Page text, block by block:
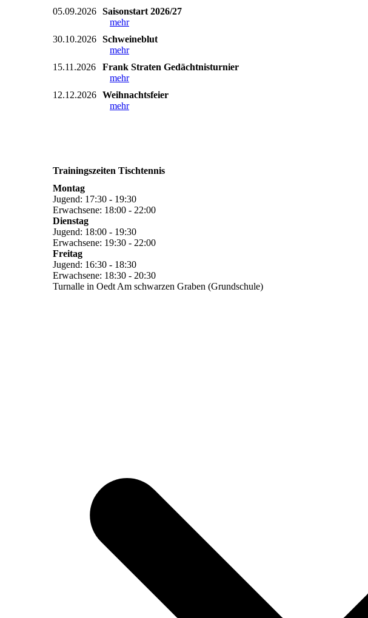
05.09.2026 Saisonstart 2026/27
mehr
30.10.2026 Schweineblut
mehr
15.11.2026
Frank Straten Gedächtnisturnier
mehr
12.12.2026 Weihnachtsfeier
mehr
Trainingszeiten Tischtennis
Montag
Jugend: 17:30 - 19:30
Erwachsene: 18:00 - 22:00
Dienstag
Jugend: 18:00 - 19:30
Erwachsene: 19:30 - 22:00
Freitag
Jugend: 16:30 - 18:30
Erwachsene: 18:30 - 20:30
Turnalle in Oedt Am schwarzen Graben (Grundschule)